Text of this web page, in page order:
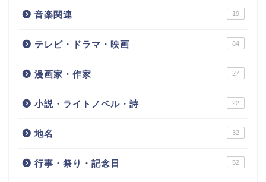
音楽関連 19
テレビ・ドラマ・映画 84
漫画家・作家 27
小説・ライトノベル・詩 22
地名 32
行事・祭り・記念日 52